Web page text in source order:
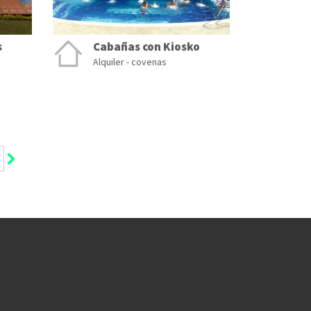
Cabañas con Kiosko
Alquiler - covenas